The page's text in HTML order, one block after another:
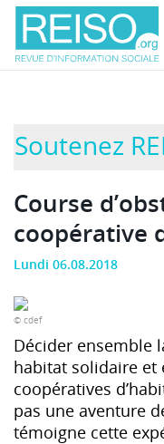
Soutenez
Course
coopérative
Lundi 06.08.2018
© cdef
Décider ensemble
habitat solidaire et
coopératives
pas une aventure
témoigne cette